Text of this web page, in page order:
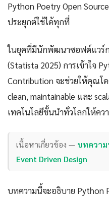
Python Poetry Open
ประยุกต์ใช้ได้ทุกที่
ในยุคที่มีนักพัฒนาซอฟต์แวร์
(Statista 2025) การเข้าใจ
Contribution จะช่วยให้คุณโ
clean, maintainable และ
เทคโนโลยีชั้นนำทั่วโลกให้ค
เนื้อหาเกี่ยวข้อง — บทความ
Event Driven Design
บทความนี้จะอธิบาย Python